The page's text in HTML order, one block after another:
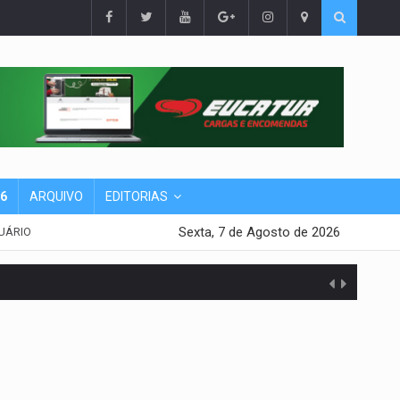
ARQUIVO EDITORIAS
Sexta, 7 de Agosto de 2026